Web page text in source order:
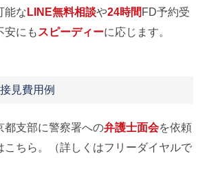
能なLINE無料相談や24時間FD予約受
安にも スピーディーに応じます。
見費用例
都支部に警察署への弁護士面会を依頼
こちら。（詳しくはフリーダイヤルで